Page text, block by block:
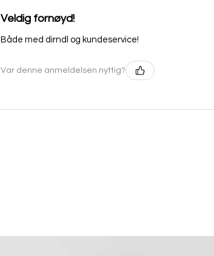
Veldig fornøyd!
Både med dirndl og kundeservice!
Var denne anmeldelsen nyttig?